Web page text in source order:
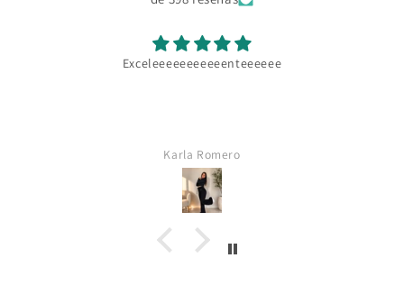
Exceleeeeeeeeeeenteeeeee
Karla Romero